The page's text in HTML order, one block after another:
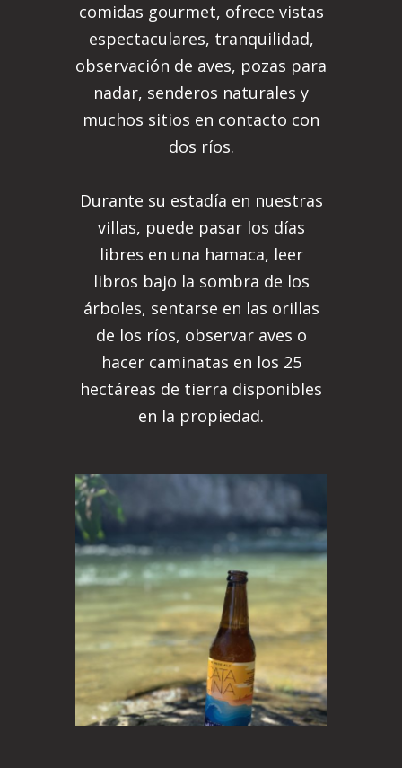
comidas gourmet, ofrece vistas
espectaculares, tranquilidad,
observación de aves, pozas para
nadar, senderos naturales y
muchos sitios en contacto con
dos ríos.
Durante su estadía en nuestras
villas, puede pasar los días
libres en una hamaca, leer
libros bajo la sombra de los
árboles, sentarse en las orillas
de los ríos, observar aves o
hacer caminatas en los 25
hectáreas de tierra disponibles
en la propiedad.